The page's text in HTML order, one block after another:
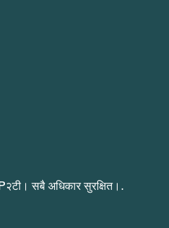
सबै अधिकार सुरक्षित।.